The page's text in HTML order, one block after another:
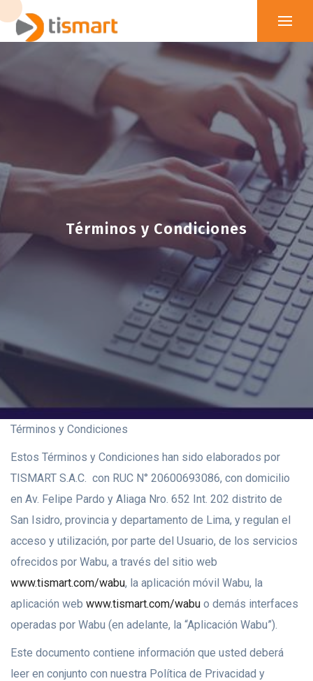
Términos y Condiciones
Términos y Condiciones
Estos Términos y Condiciones han sido elaborados por
TISMART S.A.C. con RUC N° 20600693086, con domicilio
en Av. Felipe Pardo y Aliaga Nro. 652 Int. 202 distrito de
San Isidro, provincia y departamento de Lima, y regulan el
acceso y utilización, por parte del Usuario, de los servicios
ofrecidos por Wabu, a través del sitio web
www.tismart.com/wabu, la aplicación móvil Wabu, la
aplicación web www.tismart.com/wabu o demás interfaces
operadas por Wabu (en adelante, la “Aplicación Wabu”).
Este documento contiene información que usted deberá
leer en conjunto con nuestra Política de Privacidad y